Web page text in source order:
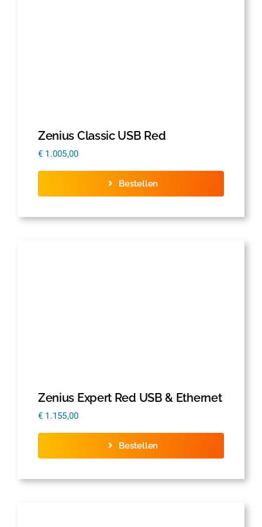
Zenius Classic USB Red
€ 1.005,00
Bestellen
Zenius Expert Red USB & Ethernet
€ 1.155,00
Bestellen